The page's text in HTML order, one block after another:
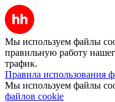
Мы используем файлы
правильную работу
трафик.
Правила использования
Мы используем файлы
файлов cookie